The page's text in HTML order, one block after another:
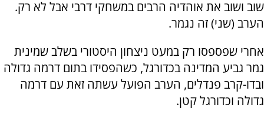
שוב ושוב את אוהדיה הרבים במשחקי דרבי אבל לא רק.
הערב (שני) זה נגמר.
אחרי שפספסו רק במעט ניצחון היסטורי בשלב שמינית
גמר גביע המדינה בכדורגל, כשהפסידו בתום דרמה גדולה
ובדו-קרב פנדלים, הערב הפועל עשתה זאת עם דרמה
גדולה וכדורגל קטן.